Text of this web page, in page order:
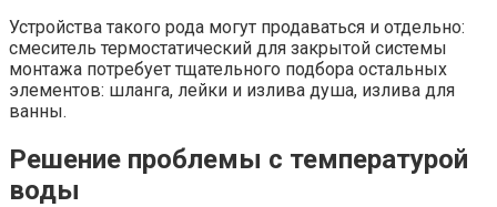
Устройства такого рода могут продаваться и отдельно:
смеситель термостатический для закрытой системы
монтажа потребует тщательного подбора остальных
элементов: шланга, лейки и излива душа, излива для
ванны.
Решение проблемы с температурой
воды